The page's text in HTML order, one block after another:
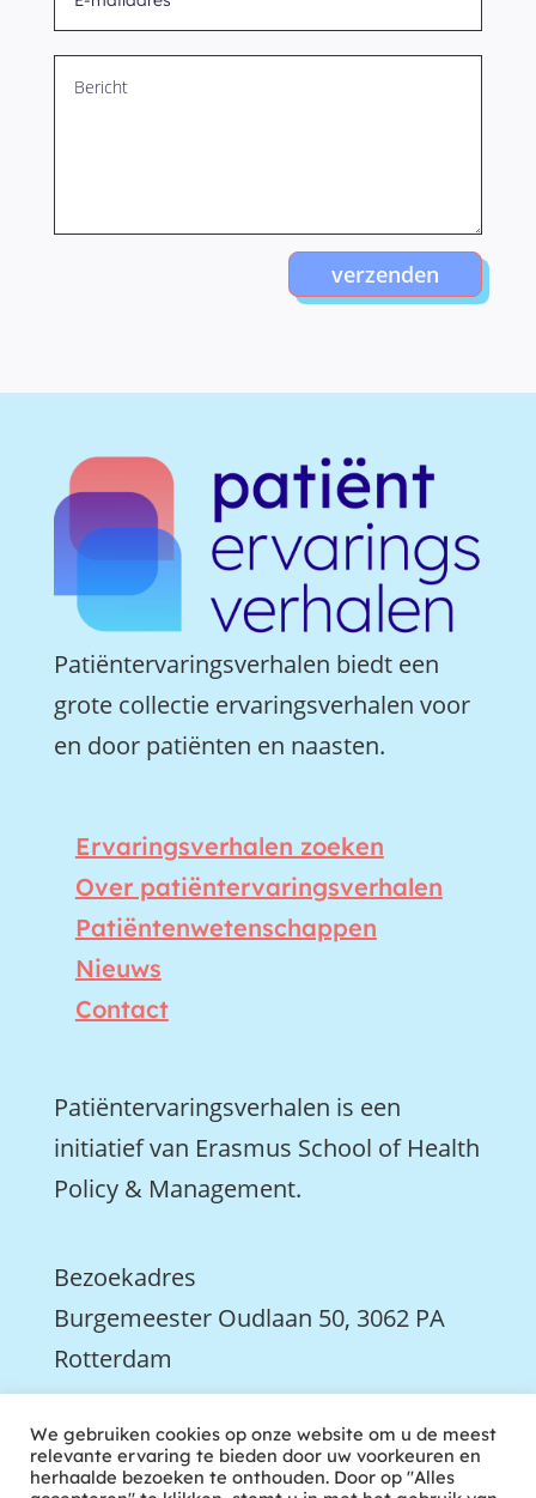
verzenden
Patiëntervaringsverhalen biedt een
grote collectie ervaringsverhalen voor
en door patiënten en naasten.
Ervaringsverhalen zoeken
Over patiëntervaringsverhalen
Patiëntenwetenschappen
Nieuws
Contact
Patiëntervaringsverhalen is een
initiatief van Erasmus School of Health
Policy & Management.
Bezoekadres
Burgemeester Oudlaan 50, 3062 PA
Rotterdam
 We zijn ook actief op LinkedIn
We gebruiken cookies op onze website om u de meest
relevante ervaring te bieden door uw voorkeuren en
herhaalde bezoeken te onthouden. Door op "Alles